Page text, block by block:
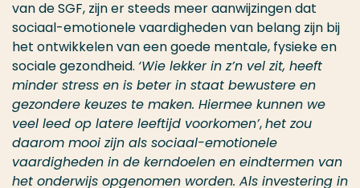
van de SGF, zijn er steeds meer aanwijzingen dat
sociaal-emotionele vaardigheden van belang zijn bij
het ontwikkelen van een goede mentale, fysieke en
sociale gezondheid. ‘Wie lekker in z’n vel zit, heeft
minder stress en is beter in staat bewustere en
gezondere keuzes te maken. Hiermee kunnen we
veel leed op latere leeftijd voorkomen’,het zou
daarom mooi zijn als sociaal-emotionele
vaardigheden in de kerndoelen en eindtermen van
het onderwijs opgenomen worden. Als investering in